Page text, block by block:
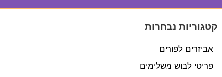
קטגוריות נבחרות
אביזרים לפורים
פריטי לבוש משלימים